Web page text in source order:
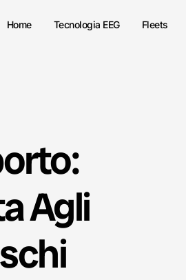
Home Tecnologia EEG Fleets
Agli